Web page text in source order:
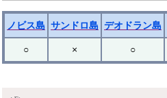
ノビス島 サンドロ島 デオドラン島
○ × ○